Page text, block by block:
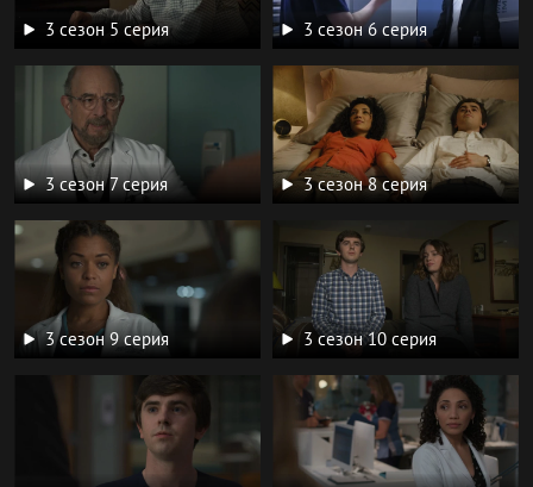
3 сезон 5 серия 3 сезон 6 серия
3 сезон 7 серия 3 сезон 8 серия
3 сезон 9 серия 3 сезон 10 серия